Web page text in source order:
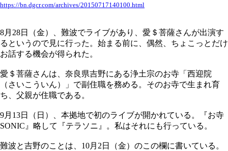
https://bn.dgcr.com/archives/20150717140100.html
8月28日（金）、難波でライブがあり、愛＄菩薩さんが出演す
るというので見に行った。始まる前に、偶然、ちょこっとだけ
お話する機会が得られた。
愛＄菩薩さんは、奈良県吉野にある浄土宗のお寺「西迎院
（さいこういん）」で副住職を務める。そのお寺で生まれ育
ち、父親が住職である。
9月13日（日）、本拠地で初のライブが開かれている。『お寺
SONIC』略して『テラソニ』。私はそれにも行っている。
難波と吉野のことは、10月2日（金）のこの欄に書いている。